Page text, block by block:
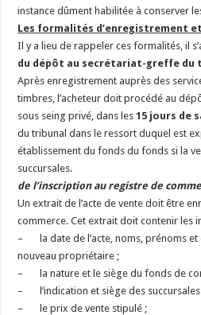
instance dûment habilitée à conserver
Les formalités d’enregistrement
Il y a lieu de rappeler ces formalités, il
du dépôt au secrétariat-greffe du
Après enregistrement auprès des
timbres, l’acheteur doit procédé au
sous seing privé, dans les15 jours de
du tribunal dans le ressort duquel est
établissement du fonds du fonds si la
succursales.
de l’inscription au registre de
Un extrait de l’acte de vente doit être
commerce. Cet extrait doit contenir les
– la date de l’acte, noms, prénoms et
nouveau propriétaire ;
– la nature et le siège du fonds de
– l’indication et siège des succursales
– le prix de vente stipulé ;